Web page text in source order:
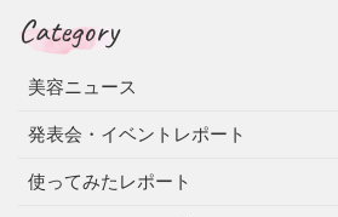
Category
美容ニュース
発表会・イベントレポート
使ってみたレポート